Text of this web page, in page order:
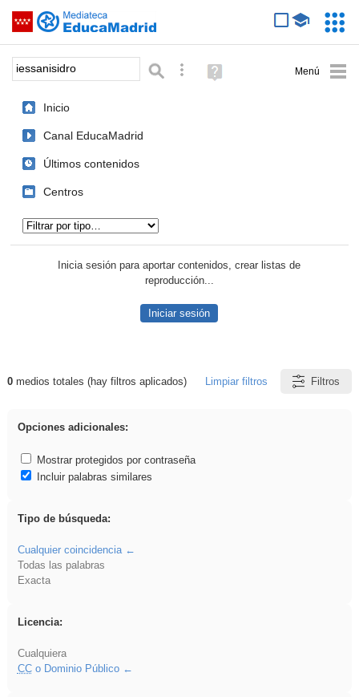
Saltar navegación
Palabra o frase: Búsqueda avanzada
Ayuda
(en
Inicio
Canal EducaMadrid
Últimos contenidos
Centros
Inicia sesión para aportar contenidos, crear listas de
reproducción...
Iniciar sesión
Resultados de: iessanisidro
0medios totales (hay filtros aplicados) Limpiar filtros Filtros
Opciones adicionales:
Mostrar protegidos por contraseña
Incluir palabras similares
Tipo de búsqueda:
Cualquier coincidencia
Todas las palabras
Exacta
Licencia:
Cualquiera
CCo Dominio Público